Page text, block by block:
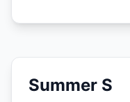
Summer S